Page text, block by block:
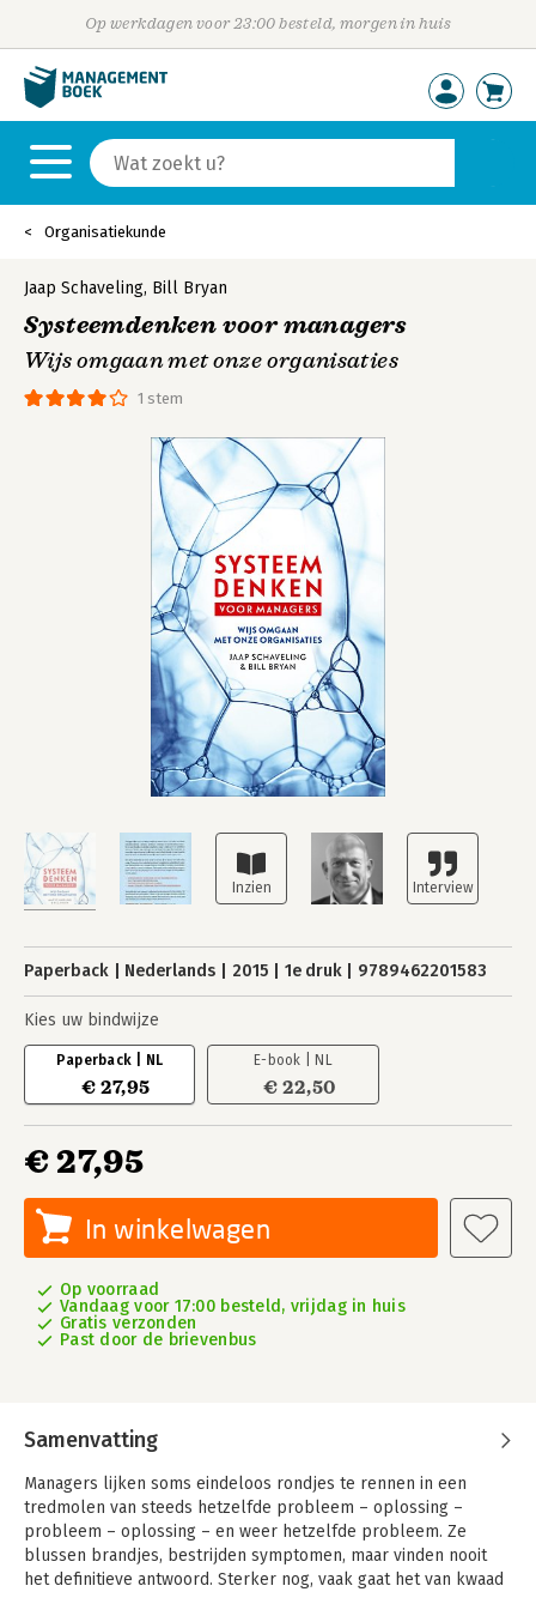
Op werkdagen voor 23:00 besteld, morgen in huis
Organisatiekunde
1 stem
Jaap Schaveling, Bill Bryan
Systeemdenken voor managers
Wijs omgaan met onze organisaties
Paperback Nederlands 2015 1e druk 9789462201583
Kies uw bindwijze
Paperback | NL
€ 27,95
E-book | NL
€ 22,50
€ 27,95
In winkelwagen
Op voorraad
Vandaag voor 17:00 besteld, vrijdag in huis
Gratis verzonden
Past door de brievenbus
Samenvatting
Managers lijken soms eindeloos rondjes te rennen in een
tredmolen van steeds hetzelfde probleem – oplossing –
probleem – oplossing – en weer hetzelfde probleem. Ze
blussen brandjes, bestrijden symptomen, maar vinden nooit
het definitieve antwoord. Sterker nog, vaak gaat het van kwaad